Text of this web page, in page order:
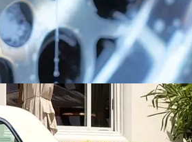
og støvsugning